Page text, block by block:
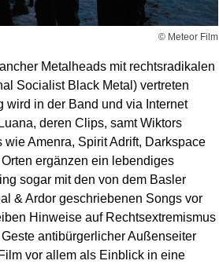
© Meteor Film
Metalheads mit rechtsradikalen
Socialist Black Metal) vertreten
in der Band und via Internet
deren Clips, samt Wiktors
Amenra, Spirit Adrift, Darkspace
ergänzen ein lebendiges
sogar mit den von dem Basler
& Ardor geschriebenen Songs vor
Hinweise auf Rechtsextremismus
antibürgerlicher Außenseiter
vor allem als Einblick in eine